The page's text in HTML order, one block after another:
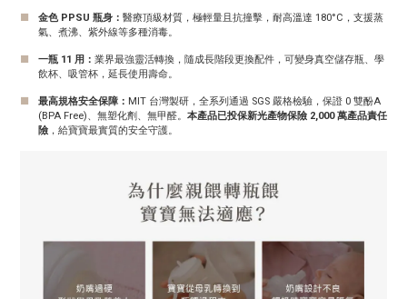
金色 PPSU 瓶身： 醫療頂級材質，極輕量且抗撞擊，耐高溫達 180°C，支援蒸
氣、煮沸、紫外線等多種消毒。
一瓶 11 用： 業界最強靈活轉換，隨成長階段更換配件，可變身真空儲存瓶、學
飲杯、吸管杯，延長使用壽命。
最高規格安全保障： MIT 台灣製研，全系列通過 SGS 嚴格檢驗，保證 0 雙酚A
(BPA Free)、無塑化劑、無甲醛。 本產品已投保新光產物保險 2,000 萬產品責任
險 ，給寶寶最實質的安全守護。